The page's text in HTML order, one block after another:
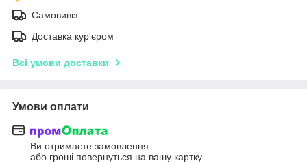
Самовивіз
Доставка кур'єром
Всі умови доставки
Умови оплати
Ви отримаєте замовлення
або гроші повернуться на вашу картку